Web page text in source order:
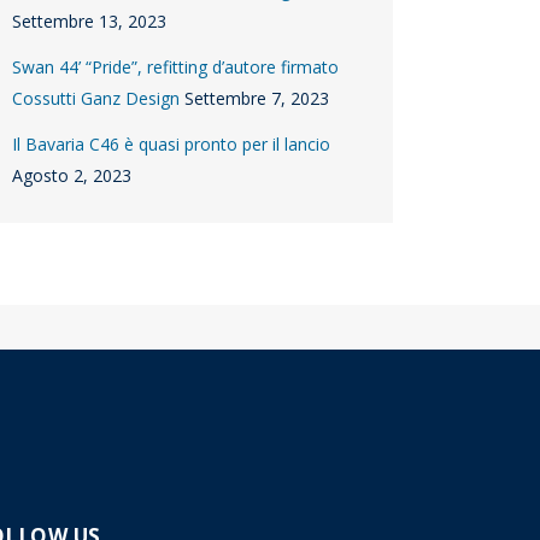
Settembre 13, 2023
Swan 44’ “Pride”, refitting d’autore firmato
Cossutti Ganz Design Settembre 7, 2023
Il Bavaria C46 è quasi pronto per il lancio
Agosto 2, 2023